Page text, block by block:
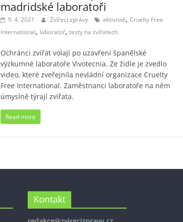
madridské laboratoři
9. 4. 2021 Zvířecí zprávy aktivisté,Cruelty Free
International, laboratoř,testy na zvířatech
Ochránci zvířat volají po uzavření španělské
výzkumné laboratoře Vivotecnia. Ze židle je zvedlo
video, které zveřejnila nevládní organizace Cruelty
Free International. Zaměstnanci laboratoře na něm
úmyslně týrají zvířata.
Read more
Kontakt